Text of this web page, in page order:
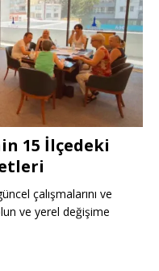
15 İlçedeki
çalışmalarını ve
ve yerel değişime